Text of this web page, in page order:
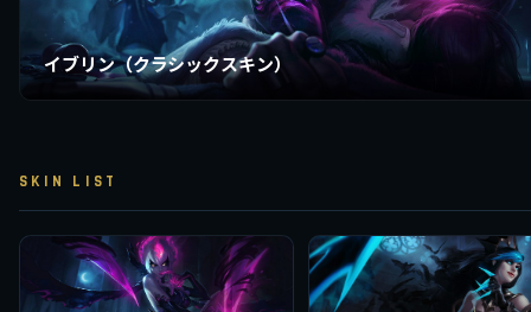
イブリン（クラシックスキン）
SKIN LIST